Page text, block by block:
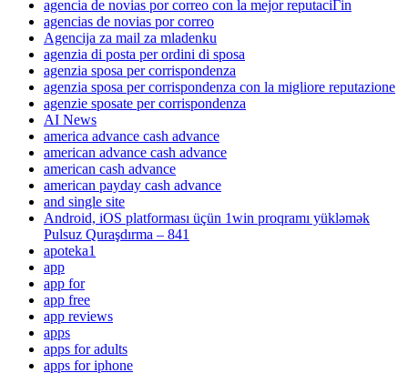
agencia de novias por correo con la mejor reputaciГіn
agencias de novias por correo
Agencija za mail za mladenku
agenzia di posta per ordini di sposa
agenzia sposa per corrispondenza
agenzia sposa per corrispondenza con la migliore reputazione
agenzie sposate per corrispondenza
AI News
america advance cash advance
american advance cash advance
american cash advance
american payday cash advance
and single site
Android, iOS platforması üçün 1win proqramı yükləmək
Pulsuz Quraşdırma – 841
apoteka1
app
app for
app free
app reviews
apps
apps for adults
apps for iphone